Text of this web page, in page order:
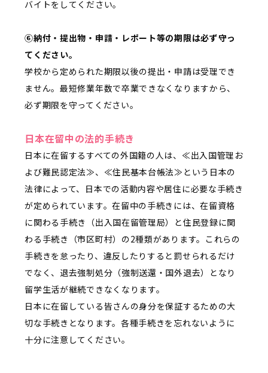
バイトをしてください。
⑥納付・提出物・申請・レポート等の期限は必ず守っ
てください。
学校から定められた期限以後の提出・申請は受理でき
ません。最短修業年数で卒業できなくなりますから、
必ず期限を守ってください。
日本在留中の法的手続き
日本に在留するすべての外国籍の人は、≪出入国管理お
よび難民認定法≫、≪住民基本台帳法≫という日本の
法律によって、日本での活動内容や居住に必要な手続き
が定められています。在留中の手続きには、在留資格
に関わる手続き（出入国在留管理局）と住民登録に関
わる手続き（市区町村）の2種類があります。これらの
手続きを怠ったり、違反したりすると罰せられるだけ
でなく、退去強制処分（強制送還・国外退去）となり
留学生活が継続できなくなります。
日本に在留している皆さんの身分を保証するための大
切な手続きとなります。各種手続きを忘れないように
十分に注意してください。